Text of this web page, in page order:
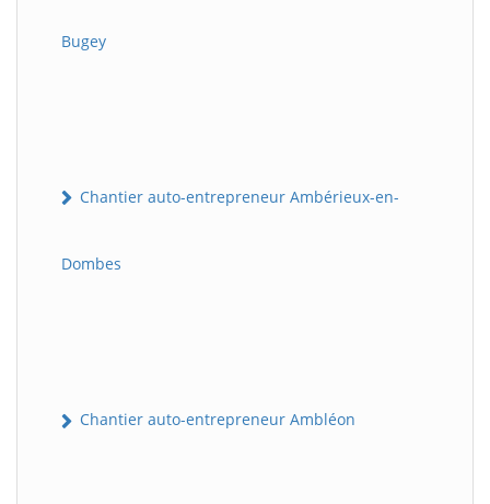
Bugey
Chantier auto-entrepreneur Ambérieux-en-
Dombes
Chantier auto-entrepreneur Ambléon